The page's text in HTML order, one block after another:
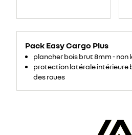
Pack Easy Cargo Plus
plancher bois brut 8mm - non
protection latérale intérieure
des roues